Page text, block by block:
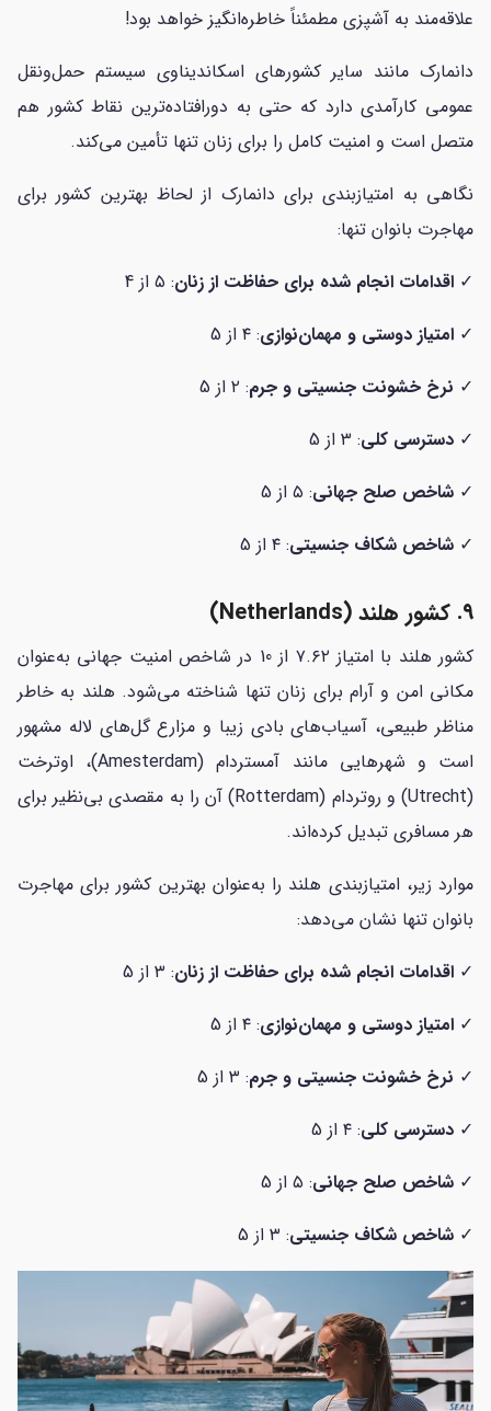
علاقه‌مند به آشپزی مطمئناً خاطره‌انگیز خواهد بود!
دانمارک مانند سایر کشورهای اسکاندیناوی سیستم حمل‌ونقل
عمومی کارآمدی دارد که حتی به دورافتاده‌ترین نقاط کشور هم
متصل است و امنیت کامل را برای زنان تنها تأمین می‌کند.
نگاهی به امتیازبندی برای دانمارک از لحاظ بهترین کشور برای
مهاجرت بانوان تنها:
✓ اقدامات انجام شده برای حفاظت از زنان: ۵ از 4
✓ امتیاز دوستی و مهمان‌نوازی: ۴ از 5
✓ نرخ خشونت جنسیتی و جرم: ۲ از 5
✓ دسترسی کلی: ۳ از 5
✓ شاخص صلح جهانی: ۵ از 5
✓ شاخص شکاف جنسیتی: ۴ از 5
۹. کشور هلند (Netherlands)
کشور هلند با امتیاز ۷.۶۲ از 10 در شاخص امنیت جهانی به‌عنوان
مکانی امن و آرام برای زنان تنها شناخته می‌شود. هلند به خاطر
مناظر طبیعی، آسیاب‌های بادی زیبا و مزارع گل‌های لاله مشهور
است و شهرهایی مانند آمستردام (Amesterdam)، اوترخت
(Utrecht) و روتردام (Rotterdam) آن را به مقصدی بی‌نظیر برای
هر مسافری تبدیل کرده‌اند.
موارد زیر، امتیازبندی هلند را به‌عنوان بهترین کشور برای مهاجرت
بانوان تنها نشان می‌دهد:
✓ اقدامات انجام شده برای حفاظت از زنان: ۳ از 5
✓ امتیاز دوستی و مهمان‌نوازی: ۴ از 5
✓ نرخ خشونت جنسیتی و جرم: ۳ از 5
✓ دسترسی کلی: ۴ از 5
✓ شاخص صلح جهانی: ۵ از 5
✓ شاخص شکاف جنسیتی: ۳ از 5